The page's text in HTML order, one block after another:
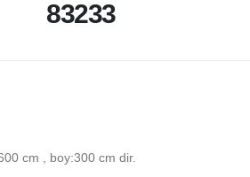
83233
cm , boy:300 cm dir.